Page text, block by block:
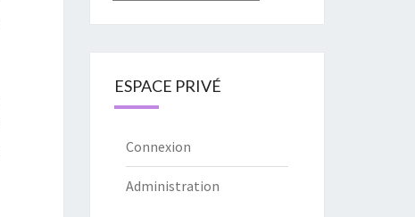
ESPACE PRIVÉ
Connexion
Administration